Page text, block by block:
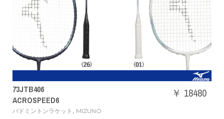
73JTB406
ACROSPEED6
バドミントンラケット , MIZUNO
￥ 18480